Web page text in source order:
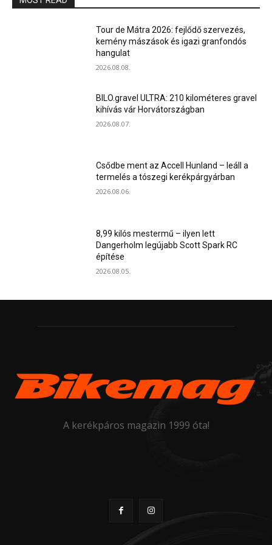
Tour de Mátra 2026: fejlődő szervezés,
kemény mászások és igazi granfondós
hangulat
2026.08.08.
BILO.gravel ULTRA: 210 kilométeres gravel
kihívás vár Horvátországban
2026.08.07.
Csődbe ment az Accell Hunland – leáll a
termelés a tószegi kerékpárgyárban
2026.08.06.
8,99 kilós mestermű – ilyen lett
Dangerholm legújabb Scott Spark RC
építése
2026.08.05.
A kerékpáros magazin 1999 óta!